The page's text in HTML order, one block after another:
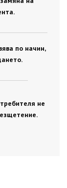
по начин,
не